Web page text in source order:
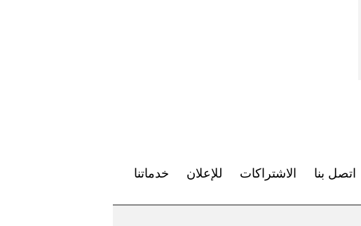
اتصل بنا الاشتراكات للإعلان خدماتنا